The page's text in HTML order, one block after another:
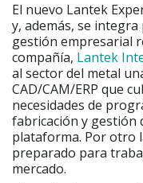
El nuevo Lantek
y, además, se
gestión empresarial
compañía, Lantek
al sector del metal
CAD/CAM/ERP que
necesidades de
fabricación y gestión
plataforma. Por otro
preparado para
mercado.